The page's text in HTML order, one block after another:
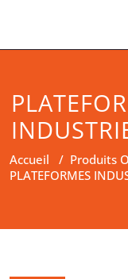
Accueil / Produits
PLATEFORMES